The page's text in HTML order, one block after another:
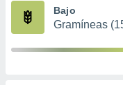
Bajo
Gramíneas